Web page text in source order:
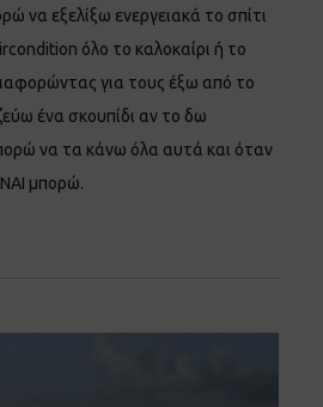
να εξελίξω ενεργειακά το σπίτι
όλο το καλοκαίρι ή το
για τους έξω από το
ένα σκουπίδι αν το δω
να τα κάνω όλα αυτά και όταν
μπορώ.